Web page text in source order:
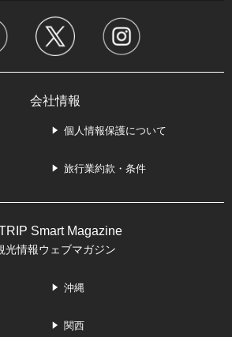
会社情報
個人情報保護について
旅行業約款・条件
Smart Magazine
光情報ウェブマガジン
沖縄
関西